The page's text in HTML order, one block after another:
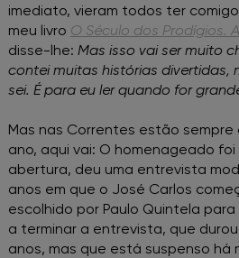
imediato, vieram todos ter
meu livro O Século dos Prodígios.
disse-lhe: Mas isso vai ser muito
contei muitas histórias divertidas,
sei. É para eu ler quando for
Mas nas Correntes estão
ano, aqui vai: O homenageado
abertura, deu uma entrevista
anos em que o José Carlos
escolhido por Paulo Quintela
a terminar a entrevista, que
anos, mas que está suspenso